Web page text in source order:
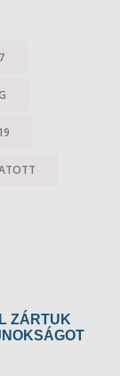
ZÁRTUK